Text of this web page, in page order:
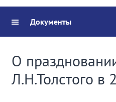
Документы
О
Л.Н.Толстого в